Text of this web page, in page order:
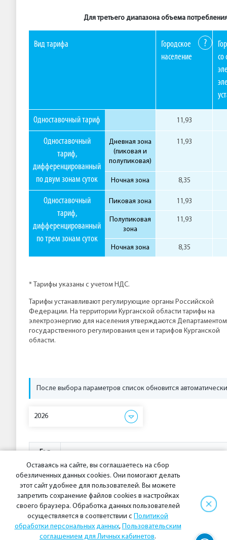
Для третьего диапазона объема
Вид тарифа ?
Городское
население
со
Одноставочный тариф 11,93
Одноставочный
тариф,
дифференцированный
по двум зонам суток
Дневная зона
(пиковая и
полупиковая)
11,93
Ночная зона 8,35
Одноставочный
тариф,
дифференцированный
по трем зонам суток
Пиковая зона 11,93
Полупиковая
зона
11,93
Ночная зона 8,35
* Тарифы указаны с учетом НДС.
Тарифы устанавливают регулирующие органы Российской
Федерации. На территории Курганской области тарифы на
электроэнергию для населения утверждаются Департаментом
государственного регулирования цен и тарифов Курганской
области.
После выбора параметров список обновится
2026
Год
2026 Тарифы для населения в Курганской области на
Оставаясь на сайте, вы соглашаетесь на сбор
обезличенных данных cookies. Они помогают делать
этот сайт удобнее для пользователей. Вы можете
запретить сохранение файлов cookies в настройках
своего браузера. Обработка данных пользователей
осуществляется в соответствии с Политикой
обработки персональных данных, Пользовательским
соглашением для Личных кабинетов.